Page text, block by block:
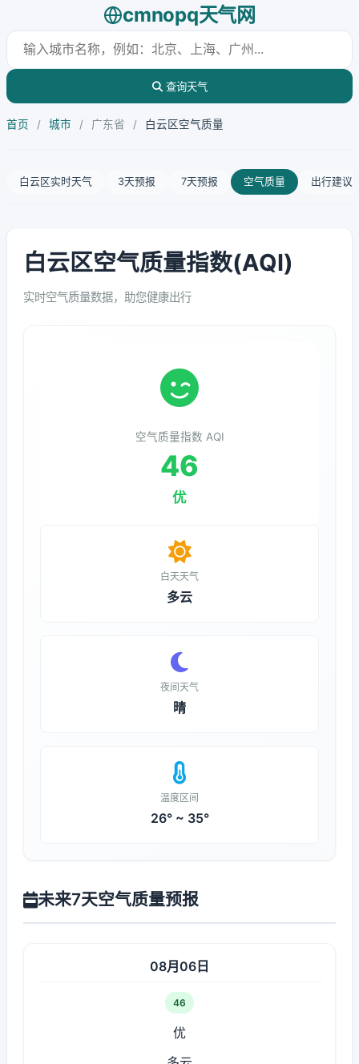
cmnopq天气网
查询天气
首页 / 城市 / 广东省 / 白云区空气质量
白云区实时天气 3天预报 7天预报 空气质量 出行建议
白云区空气质量指数(AQI)
实时空气质量数据，助您健康出行
空气质量指数 AQI
46
优
白天天气
多云
夜间天气
晴
温度区间
26° ~ 35°
未来7天空气质量预报
08月06日
46
优